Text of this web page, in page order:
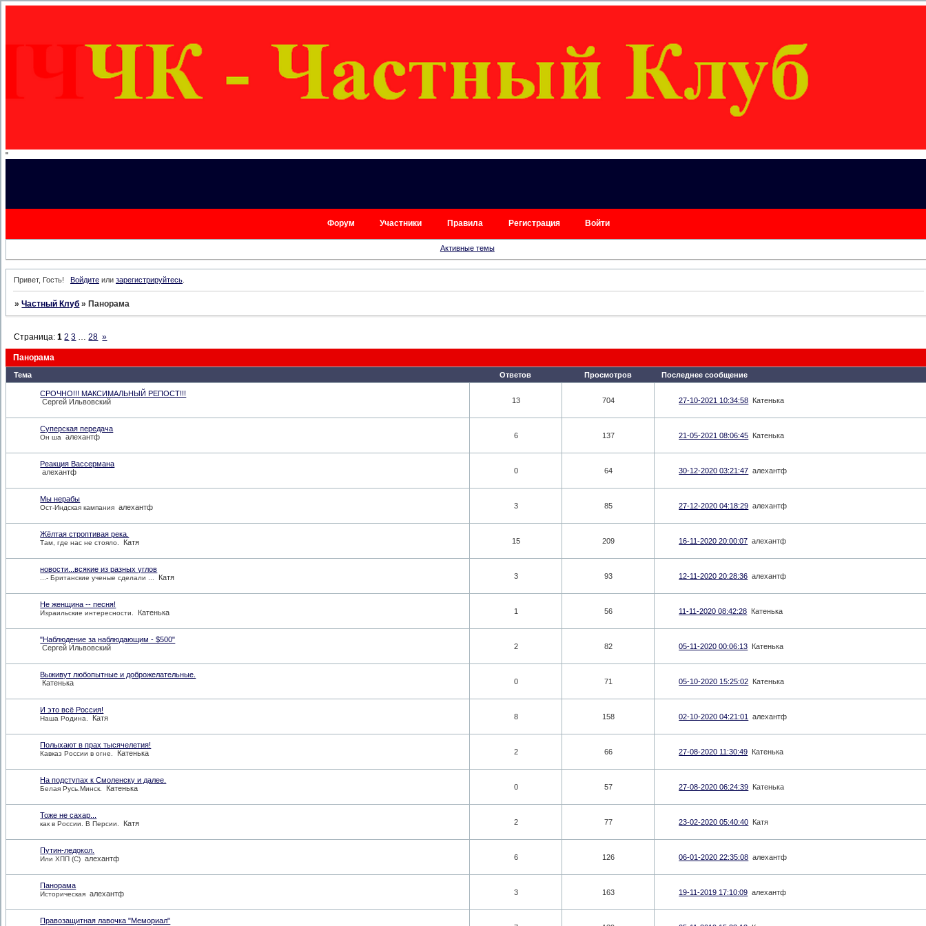
"
Форум Участники Правила Регистрация Войти
Активные темы
Привет, Гость! Войдитеили зарегистрируйтесь.
»Частный Клуб » Панорама
Панорама
Страница:1 2 3 28 »
Тема Ответов Просмотров Последнее сообщение
СРОЧНО!!! МАКСИМАЛЬНЫЙ РЕПОСТ!!!
Сергей Ильвовский
13 704 27-10-2021 10:34:58 Катенька
Суперская передача
Он ша алехантф 6 137 21-05-2021 08:06:45 Катенька
Реакция Вассермана
алехантф
0 64 30-12-2020 03:21:47 алехантф
Мы нерабы
Ост-Индская кампания алехантф 3 85 27-12-2020 04:18:29 алехантф
Жёлтая строптивая река.
Там, где нас не стояло. Катя 15 209 16-11-2020 20:00:07 алехантф
новости...всякие из разных углов
...- Британские ученые сделали ... Катя 3 93 12-11-2020 20:28:36 алехантф
Не женщина -- песня!
Израильские интересности. Катенька 1 56 11-11-2020 08:42:28 Катенька
"Наблюдение за наблюдающим - $500"
Сергей Ильвовский
2 82 05-11-2020 00:06:13 Катенька
Выживут любопытные и доброжелательные.
Катенька
0 71 05-10-2020 15:25:02 Катенька
И это всё Россия!
Наша Родина. Катя 8 158 02-10-2020 04:21:01 алехантф
Полыхают в прах тысячелетия!
Кавказ России в огне. Катенька 2 66 27-08-2020 11:30:49 Катенька
На подступах к Смоленску и далее.
Белая Русь.Минск. Катенька 0 57 27-08-2020 06:24:39 Катенька
Тоже не сахар...
как в России. В Персии. Катя 2 77 23-02-2020 05:40:40 Катя
Путин-ледокол.
Или ХПП (С) алехантф 6 126 06-01-2020 22:35:08 алехантф
Панорама
Историческая алехантф 3 163 19-11-2019 17:10:09 алехантф
Правозащитная лавочка "Мемориал"